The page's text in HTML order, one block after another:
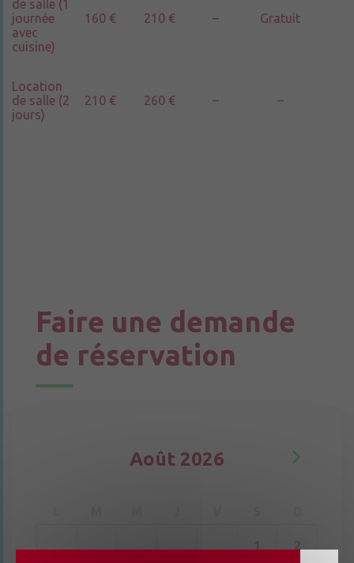
de salle (1
journée
avec
cuisine)
160 € 210 € – Gratuit
Location
de salle (2
jours)
210 € 260 € – –
Faire une demande
de réservation
Août 2026